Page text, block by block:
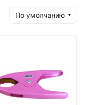
По умолчанию